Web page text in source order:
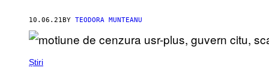
10.06.21BY TEODORA MUNTEANU
Știri